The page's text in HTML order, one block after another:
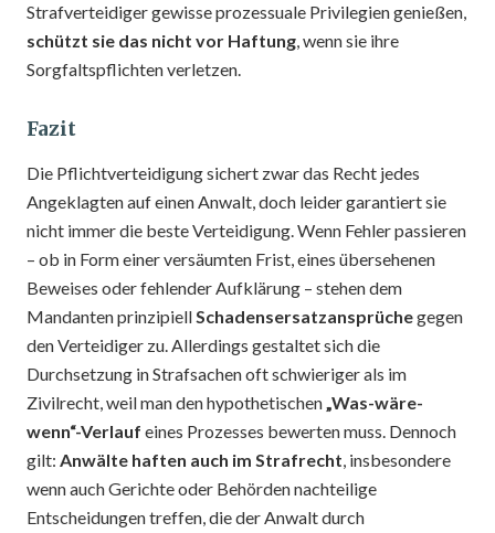
Strafverteidiger gewisse prozessuale Privilegien genießen,
schützt sie das nicht vor Haftung, wenn sie ihre
Sorgfaltspflichten verletzen.
Fazit
Die Pflichtverteidigung sichert zwar das Recht jedes
Angeklagten auf einen Anwalt, doch leider garantiert sie
nicht immer die beste Verteidigung. Wenn Fehler passieren
– ob in Form einer versäumten Frist, eines übersehenen
Beweises oder fehlender Aufklärung – stehen dem
Mandanten prinzipiellSchadensersatzansprüchegegen
den Verteidiger zu. Allerdings gestaltet sich die
Durchsetzung in Strafsachen oft schwieriger als im
Zivilrecht, weil man den hypothetischen„Was-wäre-
wenn“-Verlauf eines Prozesses bewerten muss. Dennoch
gilt: Anwälte haften auch im Strafrecht, insbesondere
wenn auch Gerichte oder Behörden nachteilige
Entscheidungen treffen, die der Anwalt durch